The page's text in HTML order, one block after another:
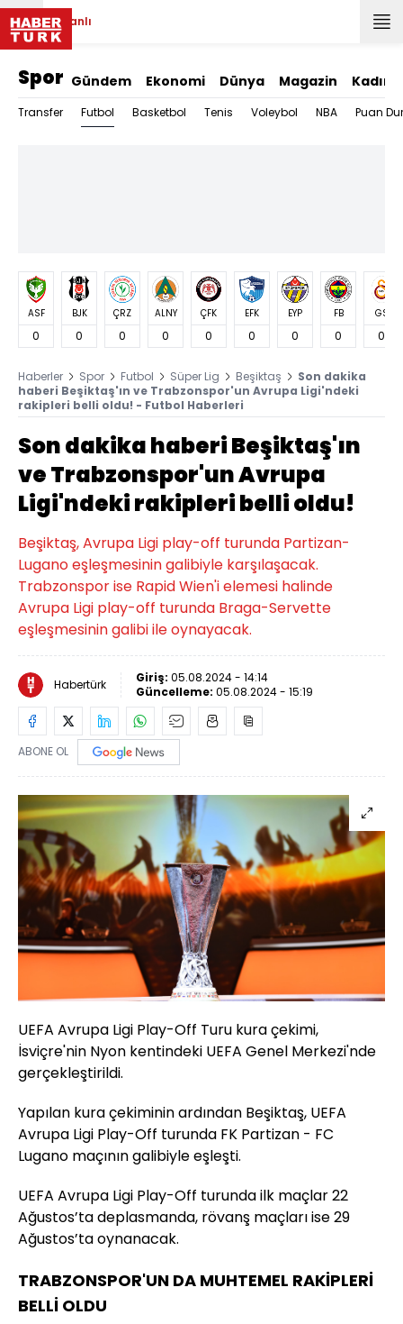
Canlı
Spor Gündem Ekonomi Dünya Magazin Kadın
Transfer Futbol Basketbol Tenis Voleybol NBA Puan
ASF
0
BJK
0
ÇRZ
0
ALNY
0
ÇFK
0
EFK
0
EYP
0
FB
0
GS
0
Haberler Spor Futbol Süper Lig Beşiktaş
Son dakika
haberi Beşiktaş'ın ve Trabzonspor'un Avrupa Ligi'ndeki
rakipleri belli oldu! - Futbol Haberleri
Son dakika haberi Beşiktaş'ın
ve Trabzonspor'un Avrupa
Ligi'ndeki rakipleri belli oldu!
Beşiktaş, Avrupa Ligi play-off turunda Partizan-
Lugano eşleşmesinin galibiyle karşılaşacak.
Trabzonspor ise Rapid Wien'i elemesi halinde
Avrupa Ligi play-off turunda Braga-Servette
eşleşmesinin galibi ile oynayacak.
Habertürk Giriş: 05.08.2024 - 14:14
Güncelleme: 05.08.2024 - 15:19
ABONE OL
UEFA Avrupa Ligi Play-Off Turu kura çekimi,
İsviçre'nin Nyon kentindeki UEFA Genel Merkezi'nde
gerçekleştirildi.
Yapılan kura çekiminin ardından Beşiktaş, UEFA
Avrupa Ligi Play-Off turunda FK Partizan - FC
Lugano maçının galibiyle eşleşti.
UEFA Avrupa Ligi Play-Off turunda ilk maçlar 22
Ağustos’ta deplasmanda, rövanş maçları ise 29
Ağustos’ta oynanacak.
TRABZONSPOR'UN DA MUHTEMEL RAKİPLERİ
BELLİ OLDU